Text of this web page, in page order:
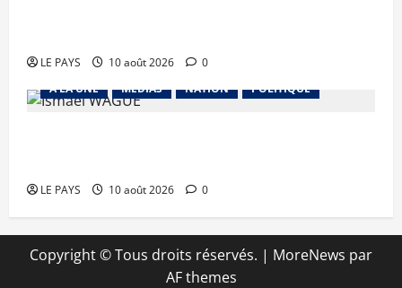
LE PAYS 10 août 2026
0
A LA UNE
MEDIAS NATION POLITIQUE
LE PAYS 10 août 2026 0
Copyright © Tous droits réservés. | MoreNews par
AF themes